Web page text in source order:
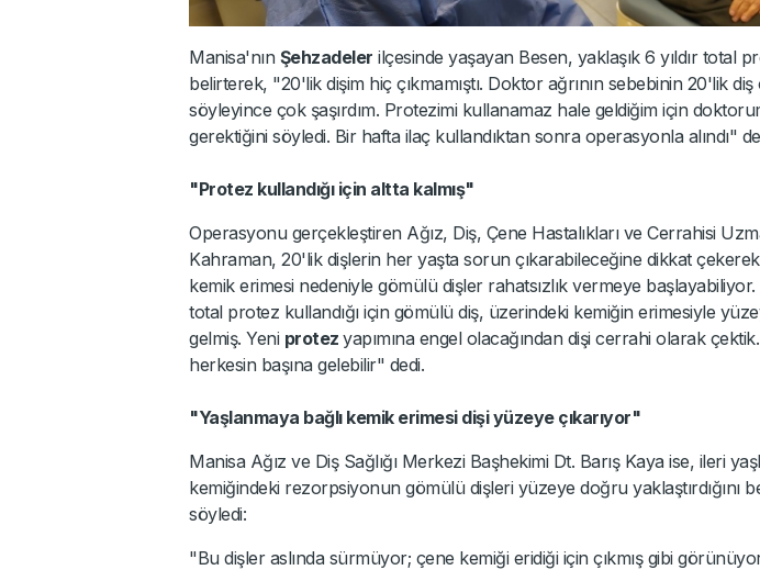
Manisa'nın Şehzadeler ilçesinde yaşayan Besen, yaklaşık 6 yıldır total
belirterek, "20'lik dişim hiç çıkmamıştı. Doktor ağrının sebebinin 20'lik
söyleyince çok şaşırdım. Protezimi kullanamaz hale geldiğim için
gerektiğini söyledi. Bir hafta ilaç kullandıktan sonra operasyonla alındı"
"Protez kullandığı için altta kalmış"
Operasyonu gerçekleştiren Ağız, Diş, Çene Hastalıkları ve Cerrahisi
Kahraman, 20'lik dişlerin her yaşta sorun çıkarabileceğine dikkat
kemik erimesi nedeniyle gömülü dişler rahatsızlık vermeye başlayabiliyor.
total protez kullandığı için gömülü diş, üzerindeki kemiğin erimesiyle
gelmiş. Yeni protez yapımına engel olacağından dişi cerrahi olarak
herkesin başına gelebilir" dedi.
"Yaşlanmaya bağlı kemik erimesi dişi yüzeye çıkarıyor"
Manisa Ağız ve Diş Sağlığı Merkezi Başhekimi Dt. Barış Kaya ise, ileri
kemiğindeki rezorpsiyonun gömülü dişleri yüzeye doğru yaklaştırdığını
söyledi:
"Bu dişler aslında sürmüyor; çene kemiği eridiği için çıkmış gibi